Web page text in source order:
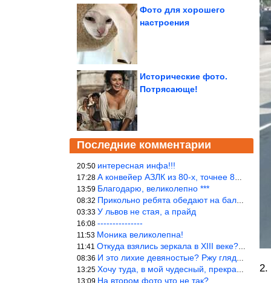
Фото для хорошего
настроения
Исторические фото.
Потрясающе!
Последние комментарии
20:50 интересная инфа!!!
17:28 А конвейер АЗЛК из 80-х, точнее 86-87 годы. «Москвичи»-то из пер
13:59 Благодарю, великолепно ***
08:32 Прикольно ребята обедают на балке...))
03:33 У львов не стая, а прайд
16:08 ---------------
11:53 Моника великолепна!
11:41 Откуда взялись зеркала в XIII веке? Вы ничего не перепутали?
08:36 И это лихие девяностые? Ржу глядя в окно!!!
13:25 Хочу туда, в мой чудесный, прекрасный мир.
13:09 На втором фото что не так?
2.